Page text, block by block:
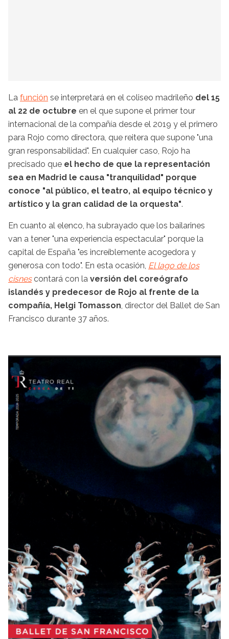
La función se interpretará en el coliseo madrileño del 15
al 22 de octubre en el que supone el primer tour
internacional de la compañía desde el 2019 y el primero
para Rojo como directora, que reitera que supone "una
gran responsabilidad". En cualquier caso, Rojo ha
precisado que el hecho de que la representación
sea en Madrid le causa "tranquilidad" porque
conoce "al público, el teatro, al equipo técnico y
artístico y la gran calidad de la orquesta".
En cuanto al elenco, ha subrayado que los bailarines
van a tener "una experiencia espectacular" porque la
capital de España "es increíblemente acogedora y
generosa con todo". En esta ocasión, El lago de los
cisnescontará con la versión del coreógrafo
islandés y predecesor de Rojo al frente de la
compañía, Helgi Tomasson , director del Ballet de San
Francisco durante 37 años.